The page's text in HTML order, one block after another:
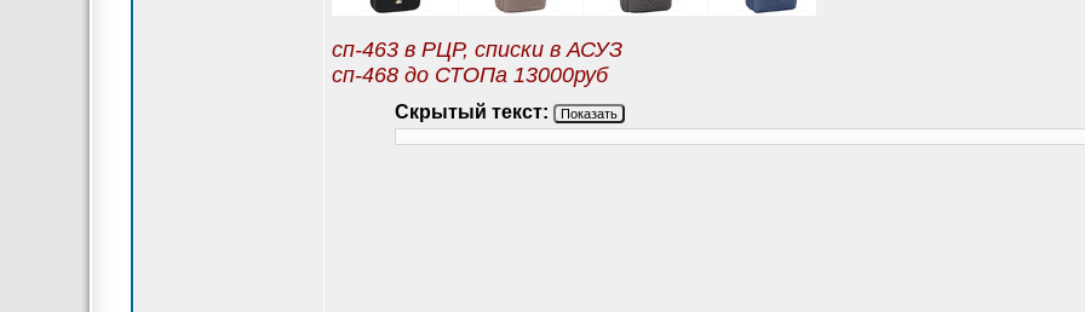
сп-463 в РЦР, списки в АСУЗ
сп-468 до СТОПа 13000руб
Скрытый текст: Показать